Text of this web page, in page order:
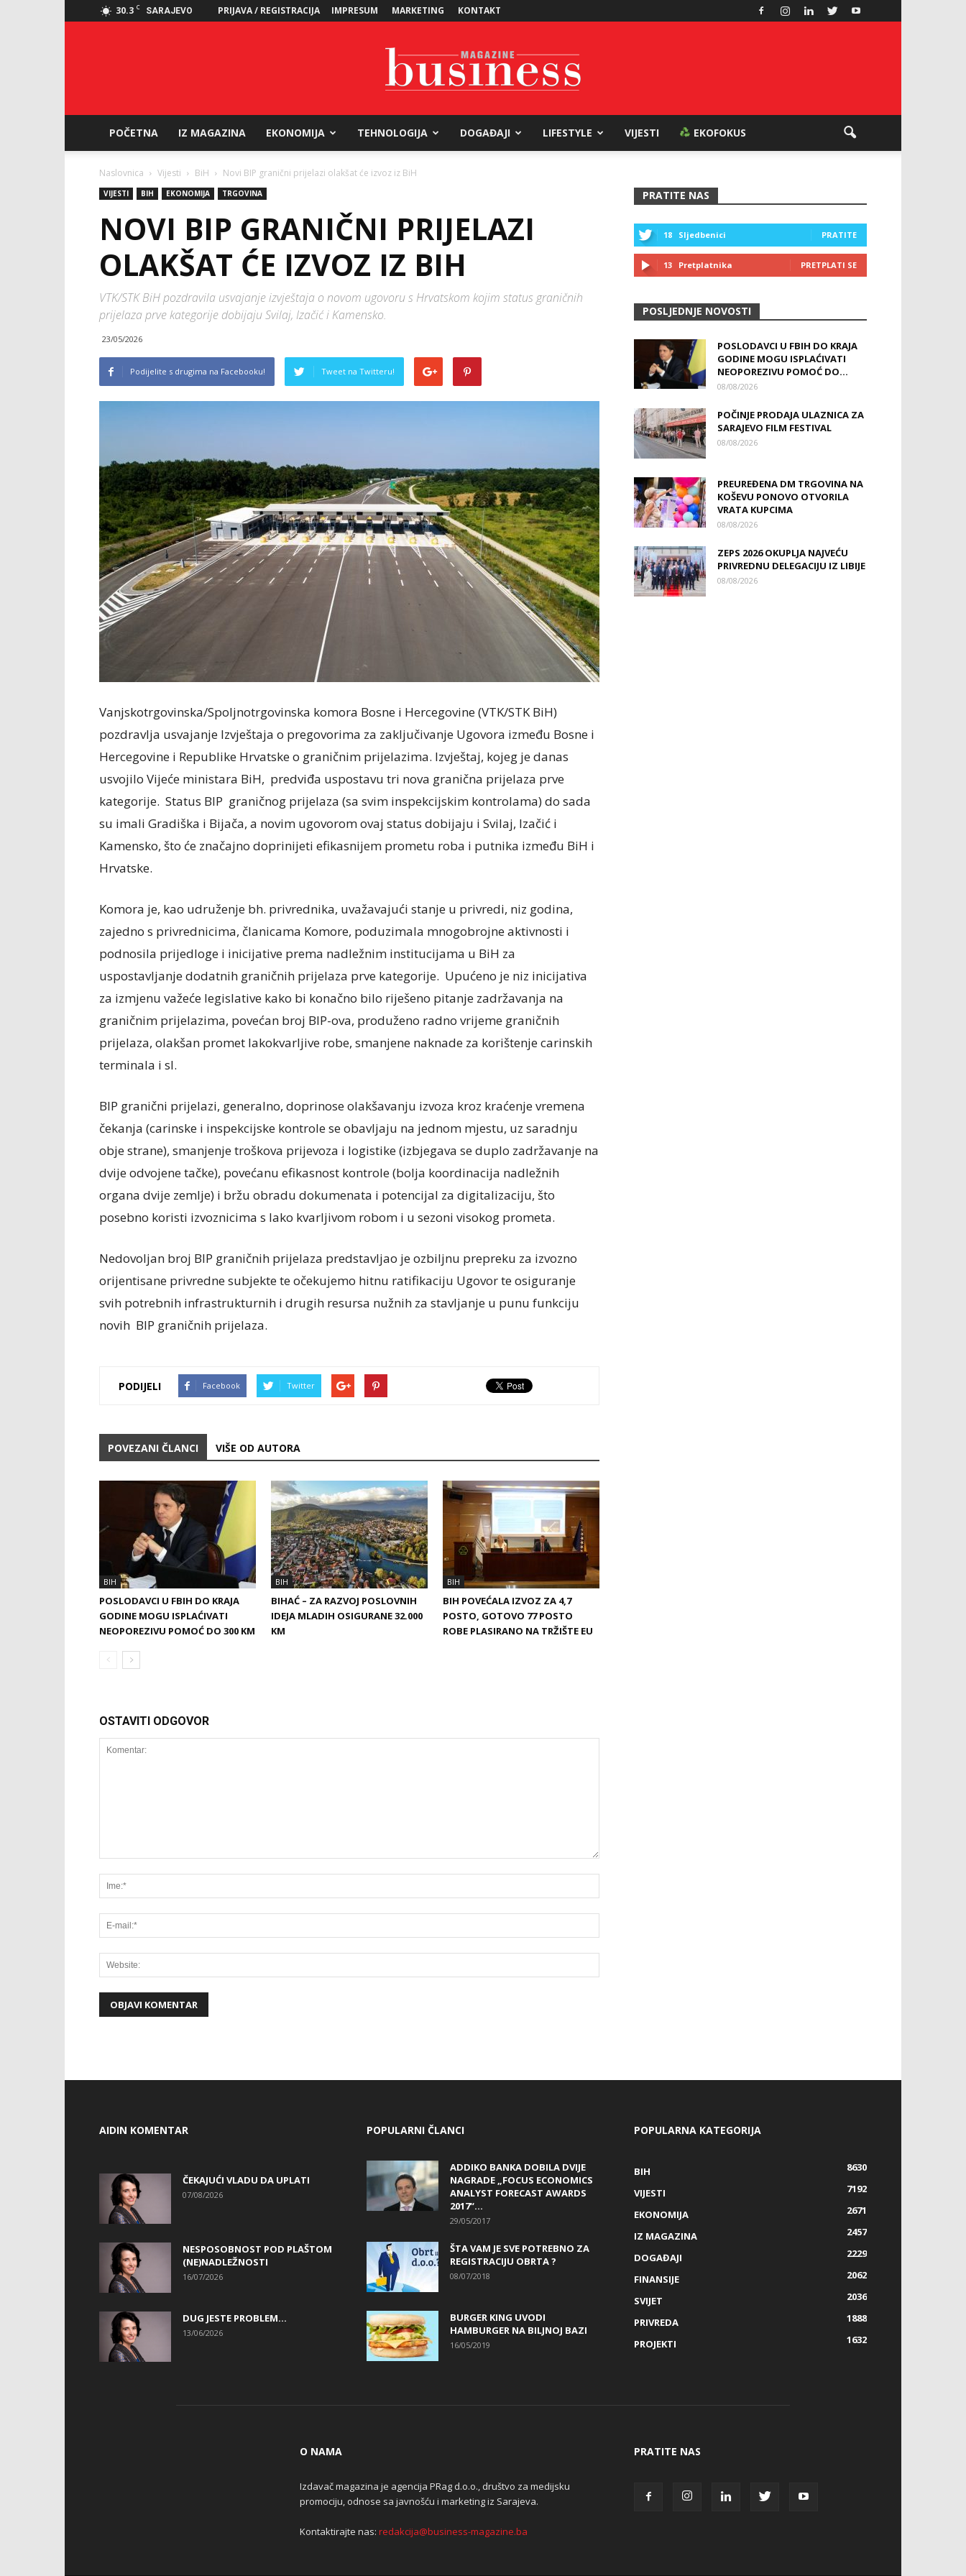
30.3 C SARAJEVO PRIJAVA / REGISTRACIJA IMPRESUM MARKETING KONTAKT
Magazine
POČETNA IZ MAGAZINA EKONOMIJA TEHNOLOGIJA DOGAĐAJI LIFESTYLE VIJESTI EKOFOKUS
Naslovnica Vijesti BiH Novi BIP granični prijelazi olakšat će izvoz iz BiH
VIJESTI BIH EKONOMIJA TRGOVINA
NOVI BIP GRANIČNI PRIJELAZI
OLAKŠAT ĆE IZVOZ IZ BIH
VTK/STK BiH pozdravila usvajanje izvještaja o novom ugovoru s Hrvatskom kojim status graničnih
prijelaza prve kategorije dobijaju Svilaj, Izačić i Kamensko.
23/05/2026
Podijelite s drugima na Facebooku! Tweet na Twitteru!
Vanjskotrgovinska/Spoljnotrgovinska komora Bosne i Hercegovine (VTK/STK BiH)
pozdravlja usvajanje Izvještaja o pregovorima za zaključivanje Ugovora između Bosne i
Hercegovine i Republike Hrvatske o graničnim prijelazima. Izvještaj, kojeg je danas
usvojilo Vijeće ministara BiH, predviđa uspostavu tri nova granična prijelaza prve
kategorije. Status BIP graničnog prijelaza (sa svim inspekcijskim kontrolama) do sada
su imali Gradiška i Bijača, a novim ugovorom ovaj status dobijaju i Svilaj, Izačić i
Kamensko, što će značajno doprinijeti efikasnijem prometu roba i putnika između BiH i
Hrvatske.
Komora je, kao udruženje bh. privrednika, uvažavajući stanje u privredi, niz godina,
zajedno s privrednicima, članicama Komore, poduzimala mnogobrojne aktivnosti i
podnosila prijedloge i inicijative prema nadležnim institucijama u BiH za
uspostavljanje dodatnih graničnih prijelaza prve kategorije. Upućeno je niz inicijativa
za izmjenu važeće legislative kako bi konačno bilo riješeno pitanje zadržavanja na
graničnim prijelazima, povećan broj BIP-ova, produženo radno vrijeme graničnih
prijelaza, olakšan promet lakokvarljive robe, smanjene naknade za korištenje carinskih
terminala i sl.
BIP granični prijelazi, generalno, doprinose olakšavanju izvoza kroz kraćenje vremena
čekanja (carinske i inspekcijske kontrole se obavljaju na jednom mjestu, uz saradnju
obje strane), smanjenje troškova prijevoza i logistike (izbjegava se duplo zadržavanje na
dvije odvojene tačke), povećanu efikasnost kontrole (bolja koordinacija nadležnih
organa dvije zemlje) i bržu obradu dokumenata i potencijal za digitalizaciju, što
posebno koristi izvoznicima s lako kvarljivom robom i u sezoni visokog prometa.
Nedovoljan broj BIP graničnih prijelaza predstavljao je ozbiljnu prepreku za izvozno
orijentisane privredne subjekte te očekujemo hitnu ratifikaciju Ugovor te osiguranje
svih potrebnih infrastrukturnih i drugih resursa nužnih za stavljanje u punu funkciju
novih BIP graničnih prijelaza.
PODIJELI Facebook Twitter
POVEZANI ČLANCI VIŠE OD AUTORA
BIH
POSLODAVCI U FBIH DO KRAJA
GODINE MOGU ISPLAĆIVATI
NEOPOREZIVU POMOĆ DO 300 KM
BIH
BIHAĆ – ZA RAZVOJ POSLOVNIH
IDEJA MLADIH OSIGURANE 32.000
KM
BIH
BIH POVEĆALA IZVOZ ZA 4,7
POSTO, GOTOVO 77 POSTO
ROBE PLASIRANO NA TRŽIŠTE EU
OSTAVITI ODGOVOR
PRATITE NAS
18 Sljedbenici PRATITE
13 Pretplatnika PRETPLATI SE
POSLJEDNJE NOVOSTI
POSLODAVCI U FBIH DO KRAJA
GODINE MOGU ISPLAĆIVATI
NEOPOREZIVU POMOĆ DO...
08/08/2026
POČINJE PRODAJA ULAZNICA ZA
SARAJEVO FILM FESTIVAL
08/08/2026
PREUREĐENA DM TRGOVINA NA
KOŠEVU PONOVO OTVORILA
VRATA KUPCIMA
08/08/2026
ZEPS 2026 OKUPLJA NAJVEĆU
PRIVREDNU DELEGACIJU IZ LIBIJE
08/08/2026
AIDIN KOMENTAR
ČEKAJUĆI VLADU DA UPLATI
07/08/2026
NESPOSOBNOST POD PLAŠTOM
(NE)NADLEŽNOSTI
16/07/2026
DUG JESTE PROBLEM…
13/06/2026
POPULARNI ČLANCI
ADDIKO BANKA DOBILA DVIJE
NAGRADE „FOCUS ECONOMICS
ANALYST FORECAST AWARDS
2017“...
29/05/2017
ŠTA VAM JE SVE POTREBNO ZA
REGISTRACIJU OBRTA ?
08/07/2018
BURGER KING UVODI
HAMBURGER NA BILJNOJ BAZI
16/05/2019
POPULARNA KATEGORIJA
BIH
8630
VIJESTI
7192
EKONOMIJA
2671
IZ MAGAZINA
2457
DOGAĐAJI
2229
FINANSIJE
2062
SVIJET
2036
PRIVREDA
1888
PROJEKTI
1632
O NAMA
Izdavač magazina je agencija PRag d.o.o., društvo za medijsku
promociju, odnose sa javnošću i marketing iz Sarajeva.
Kontaktirajte nas: redakcija@business-magazine.ba
PRATITE NAS